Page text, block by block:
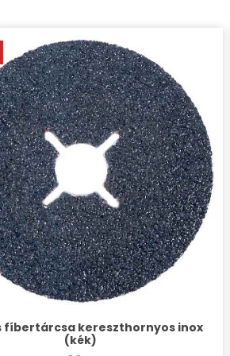
fíbertárcsa kereszthornyos inox
(kék)